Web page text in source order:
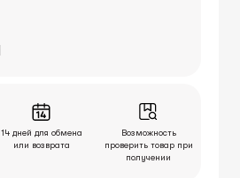
14 дней для обмена
или возврата
Возможность
проверить товар при
получении